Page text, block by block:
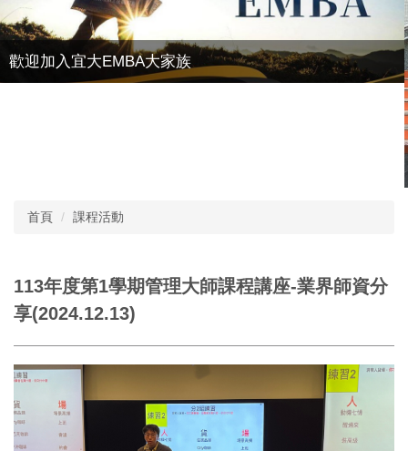
歡迎加入宜大EMBA大家族
首頁 課程活動
113年度第1學期管理大師課程講座-業界師資分
享(2024.12.13)